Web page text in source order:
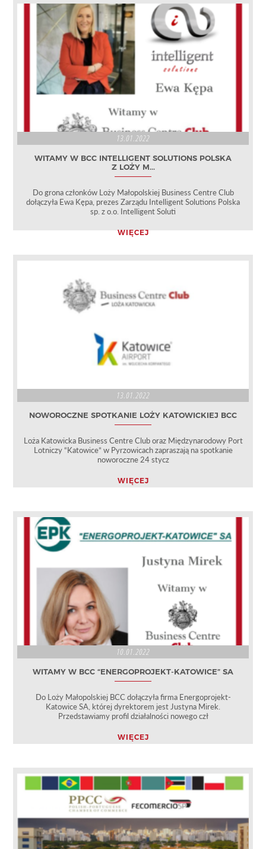
13.01.2022
WITAMY W BCC INTELLIGENT SOLUTIONS POLSKA
Z LOŻY M...
Do grona członków Loży Małopolskiej Business Centre Club
dołączyła Ewa Kępa, prezes Zarządu Intelligent Solutions Polska
sp. z o.o. Intelligent Soluti
WIĘCEJ
13.01.2022
NOWOROCZNE SPOTKANIE LOŻY KATOWICKIEJ BCC
Loża Katowicka Business Centre Club oraz Międzynarodowy Port
Lotniczy “Katowice” w Pyrzowicach zapraszają na spotkanie
noworoczne 24 stycz
WIĘCEJ
10.01.2022
WITAMY W BCC “ENERGOPROJEKT-KATOWICE” SA
Do Loży Małopolskiej BCC dołączyła firma Energoprojekt-
Katowice SA, której dyrektorem jest Justyna Mirek.
Przedstawiamy profil działalności nowego czł
WIĘCEJ